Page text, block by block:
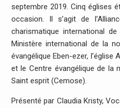
septembre 2019. Cinq églises
occasion. Il s’agit de
charismatique international
Ministère international de la
évangélique Eben-ezer,
et le Centre évangélique de
Saint esprit (Cemose).
Présenté par Claudia Kristy,